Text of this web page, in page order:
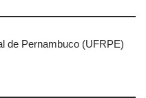
de Pernambuco (UFRPE)